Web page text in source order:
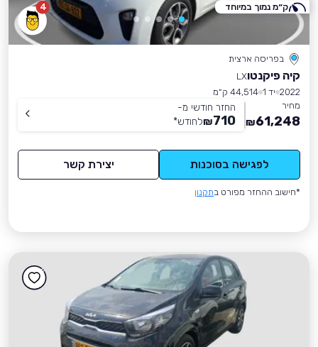
4
בפריסה ארצית
קיה פיקנטוLX
2022 יד 1
44,514 ק״מ
מחיר
61,248
₪
החזר חודשי מ-
710
₪לחודש*
לפגישה בסוכנות יצירת קשר
*חישוב ההחזר מפורט בתקנון
ק״מ נמוך במיוחד